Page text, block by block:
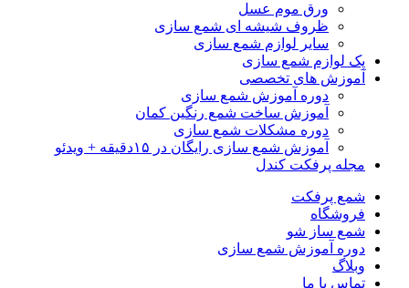
ورق موم عسل
ظروف شیشه ای شمع سازی
سایر لوازم شمع سازی
پک لوازم شمع سازی
آموزش های تخصصی
دوره آموزش شمع سازی
آموزش ساخت شمع رنگین کمان
دوره مشکلات شمع سازی
آموزش شمع سازی رایگان در ۱۵دقیقه + ویدئو
مجله پرفکت کندل
شمع پرفکت
فروشگاه
شمع ساز شو
دوره آموزش شمع سازی
وبلاگ
تماس با ما